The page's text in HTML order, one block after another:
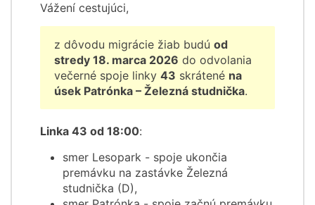
Vážení cestujúci,
z dôvodu migrácie žiab budú od
stredy 18. marca 2026 do odvolania
večerné spoje linky 43 skrátené na
úsek Patrónka – Železná studnička.
Linka 43 od 18:00:
smer Lesopark - spoje ukončia
premávku na zastávke Železná
studnička (D),